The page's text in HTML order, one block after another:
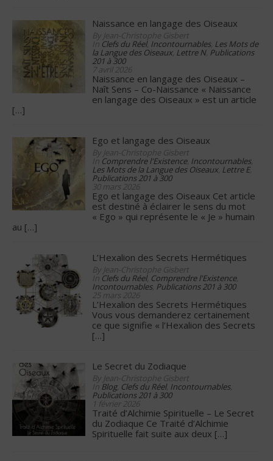
Naissance en langage des Oiseaux
By Jean-Christophe Gisbert
In Clefs du Réel, Incontournables, Les Mots de
la Langue des Oiseaux, Lettre N, Publications
201 à 300
7 avril 2026
Naissance en langage des Oiseaux –
Naît Sens – Co-Naissance « Naissance
en langage des Oiseaux » est un article
[…]
Ego et langage des Oiseaux
By Jean-Christophe Gisbert
In Comprendre l'Existence, Incontournables,
Les Mots de la Langue des Oiseaux, Lettre E,
Publications 201 à 300
30 mars 2026
Ego et langage des Oiseaux Cet article
est destiné à éclairer le sens du mot
« Ego » qui représente le « Je » humain
au […]
L’Hexalion des Secrets Hermétiques
By Jean-Christophe Gisbert
In Clefs du Réel, Comprendre l'Existence,
Incontournables, Publications 201 à 300
25 mars 2026
L’Hexalion des Secrets Hermétiques
Vous vous demanderez certainement
ce que signifie « l’Hexalion des Secrets
[…]
Le Secret du Zodiaque
By Jean-Christophe Gisbert
In Blog, Clefs du Réel, Incontournables,
Publications 201 à 300
1 février 2026
Traité d’Alchimie Spirituelle – Le Secret
du Zodiaque Ce Traité d’Alchimie
Spirituelle fait suite aux deux […]